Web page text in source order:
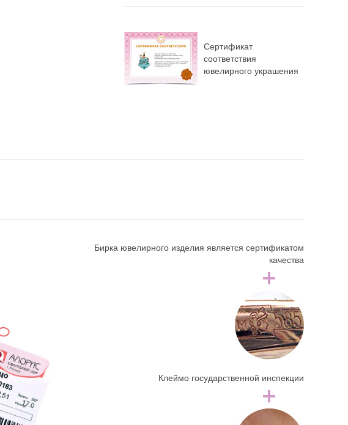
Сертификат
соответствия
ювелирного украшения
Бирка ювелирного изделия является сертификатом
качества
Клеймо государственной инспекции